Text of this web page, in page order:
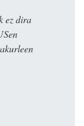
ez dira